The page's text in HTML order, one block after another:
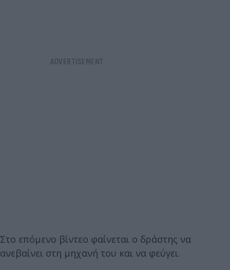
Στο επόμενο βίντεο φαίνεται ο δράστης να
ανεβαίνει στη μηχανή του και να φεύγει.